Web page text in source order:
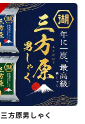
三方原男しゃく